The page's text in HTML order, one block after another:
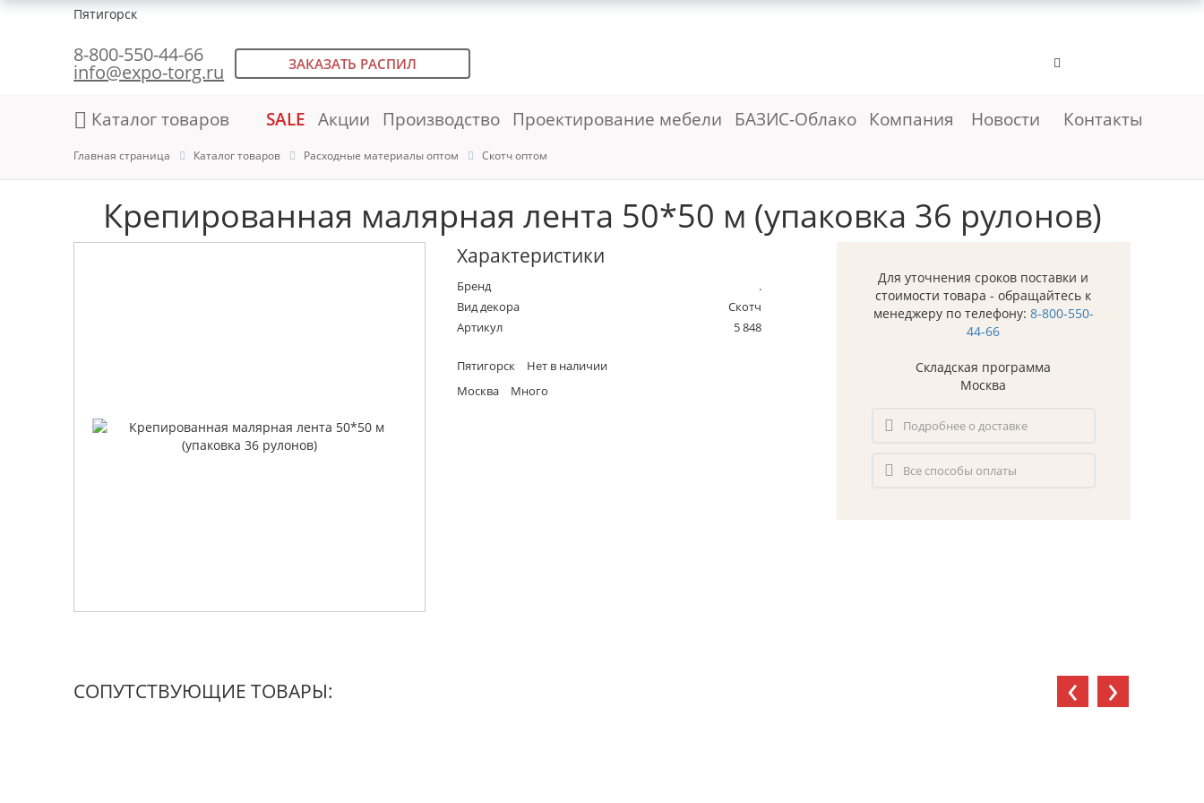
Пятигорск
8-800-550-44-66
info@expo-torg.ru ЗАКАЗАТЬ РАСПИЛ
Каталог товаров SALE Акции Производство Проектирование мебели БАЗИС-Облако Компания Новости Контакты
Главная страница Каталог товаров Расходные материалы оптом Скотч оптом
Крепированная малярная лента 50*50 м (упаковка 36 рулонов)
Характеристики
Бренд
.
Вид декора
Скотч
Артикул
5 848
Пятигорск
Нет в наличии
Москва
Много
Для уточнения сроков поставки и
стоимости товара - обращайтесь к
менеджеру по телефону: 8-800-550-
44-66
Складская программа
Москва
Подробнее о доставке
Все способы оплаты
СОПУТСТВУЮЩИЕ ТОВАРЫ: ‹ ›